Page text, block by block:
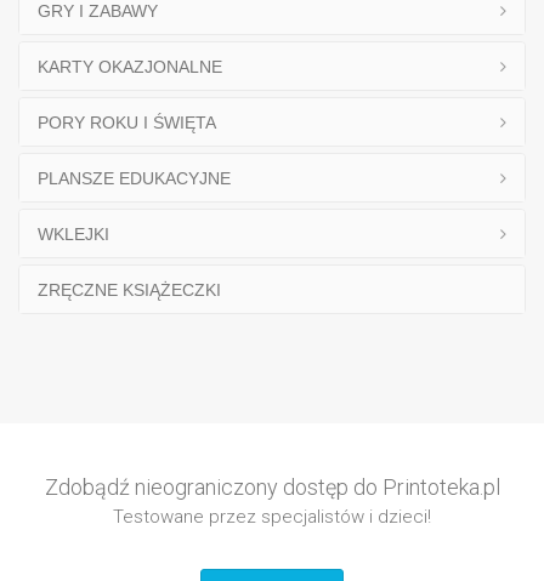
GRY I ZABAWY
KARTY OKAZJONALNE
PORY ROKU I ŚWIĘTA
PLANSZE EDUKACYJNE
WKLEJKI
ZRĘCZNE KSIĄŻECZKI
Zdobądź nieograniczony dostęp do Printoteka.pl
Testowane przez specjalistów i dzieci!